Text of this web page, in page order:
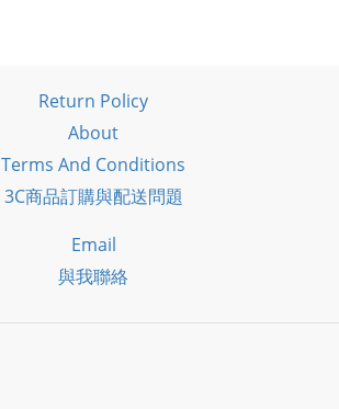
Return Policy
About
Terms And Conditions
3C商品訂購與配送問題
Email
與我聯絡